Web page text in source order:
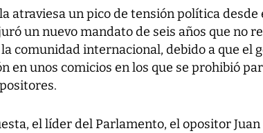
atraviesa un pico de tensión política desde
un nuevo mandato de seis años que no
comunidad internacional, debido a que el
en unos comicios en los que se prohibió
el líder del Parlamento, el opositor